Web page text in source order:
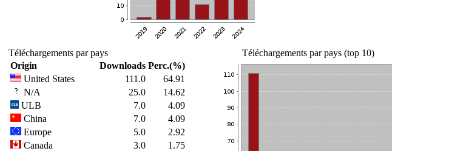
Téléchargements par pays
Origin
Downloads Perc.(%)
United States
111.0
64.91
N/A
25.0
14.62
ULB
7.0
4.09
China
7.0
4.09
Europe
5.0
2.92
Canada
3.0
1.75
Téléchargements par pays (top 10)